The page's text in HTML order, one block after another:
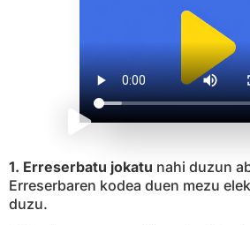
1. Erreserbatu jokatu nahi duzun
Erreserbaren kodea duen mezu
duzu.